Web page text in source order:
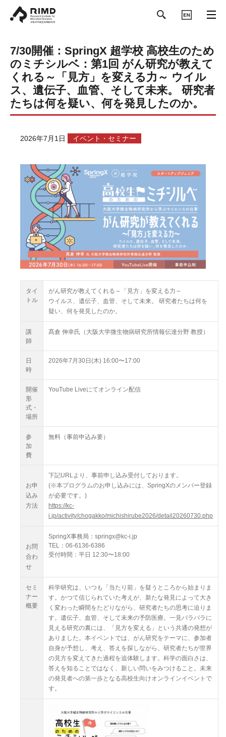
7/30開催：SpringX 超学校 高校生のため
のミチシルベ：第1回 がん研究が教えて
くれる～「見方」を変える力～ ウイル
ス、遺伝子、血管、そして未来。 研究者
たちは何を疑い、何を発見したのか。
2026年7月1日 イベント・セミナー
タイ
トル
がん研究が教えてくれる～「見方」を変える力～
ウイルス、遺伝子、血管、そして未来。 研究者たちは何を
疑い、何を発見したのか。
講
師
髙倉 伸幸氏（大阪大学微生物病研究所情報伝達分野 教授）
日
時
2026年7月30日(木) 16:00〜17:00
開催
形
式・
場所
YouTube Liveにてオンライン配信
参
加
費
無料（事前申込み要）
お申
込み
方法
下記URLより、事前申し込み受付しております。
(※本プログラムのお申し込みには、SpringXのメンバー登録
が必要です。)
https://kc-
i.jp/activity/chogakko/michishirube2026/detail20260730.php
お問
合わ
せ
SpringX事務局：springx@kc-i.jp
TEL：06-6136-6386
受付時間：平日 12:30〜18:00
セミ
ナー
概要
科学研究は、いつも「当たり前」を疑うところから始まりま
す。かつて信じられていた考えが、新たな発見によって大き
く変わった瞬間をたどりながら、研究者たちの思考に迫りま
す。遺伝子、血管、そして未来の予防医療。一見バラバラに
見える研究の裏には、「見方を変える」という共通の発想が
ありました。本イベントでは、がん研究をテーマに、参加者
自身が予想し、考え、答えを探しながら、研究者たちが世界
の見方を変えてきた過程を追体験します。科学の面白さは、
答えを知ることではなく、新しい問いをみつけること。未来
の発見者への第一歩となる高校生向けオンラインイベントで
す。